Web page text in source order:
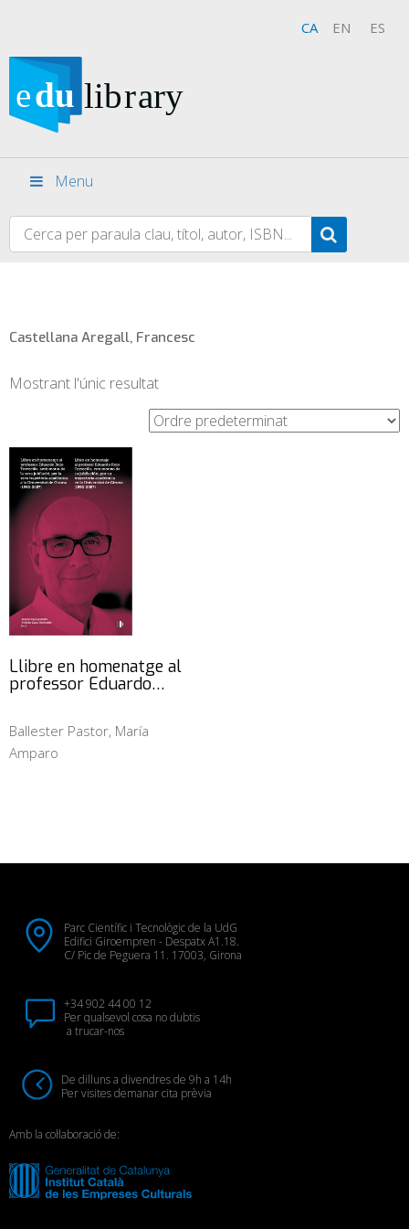
CA EN ES
Menu
Castellana Aregall, Francesc
Mostrant l'únic resultat
Llibre en homenatge al
professor Eduardo…
Ballester Pastor, María
Amparo
Parc Científic i Tecnològic de la UdG
Edifici Giroempren - Despatx A1.18.
C/ Pic de Peguera 11. 17003, Girona
+34 902 44 00 12
Per qualsevol cosa no dubtis
a trucar-nos
De dilluns a divendres de 9h a 14h
Per visites demanar cita prèvia
Amb la col·laboració de: